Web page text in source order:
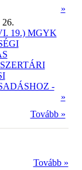
»
26.
19.) MGYK
-
»
Tovább »
Tovább »